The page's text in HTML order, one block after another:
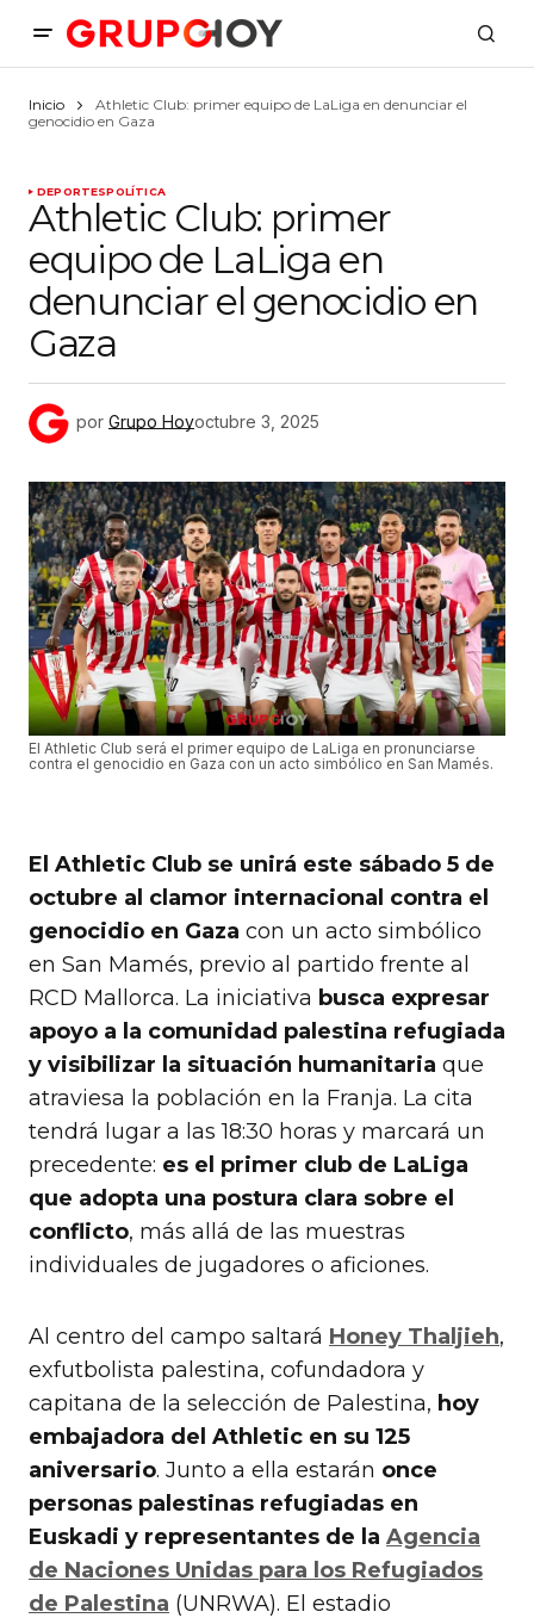
Inicio
Athletic Club: primer equipo de LaLiga en denunciar el
genocidio en Gaza
DEPORTESPOLÍTICA
Athletic Club: primer
equipo de LaLiga en
denunciar el genocidio en
Gaza
por Grupo Hoyoctubre 3, 2025
El Athletic Club será el primer equipo de LaLiga en pronunciarse
contra el genocidio en Gaza con un acto simbólico en San Mamés.
El Athletic Club se unirá este sábado 5 de
octubre al clamor internacional contra el
genocidio en Gaza con un acto simbólico
en San Mamés, previo al partido frente al
RCD Mallorca. La iniciativa busca expresar
apoyo a la comunidad palestina refugiada
y visibilizar la situación humanitaria que
atraviesa la población en la Franja. La cita
tendrá lugar a las 18:30 horas y marcará un
precedente: es el primer club de LaLiga
que adopta una postura clara sobre el
conflicto, más allá de las muestras
individuales de jugadores o aficiones.
Al centro del campo saltará Honey Thaljieh,
exfutbolista palestina, cofundadora y
capitana de la selección de Palestina, hoy
embajadora del Athletic en su 125
aniversario. Junto a ella estarán once
personas palestinas refugiadas en
Euskadi y representantes de la Agencia
de Naciones Unidas para los Refugiados
de Palestina (UNRWA). El estadio